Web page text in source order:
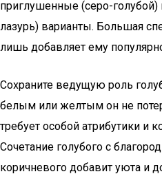
приглушенные (серо-голубой)
лазурь) варианты. Большая
лишь добавляет ему
Сохраните ведущую роль
белым или желтым он не
требует особой атрибутики и
Сочетание голубого с
коричневого добавит уюта и